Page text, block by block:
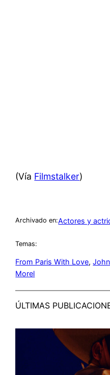
(Vía Filmstalker)
Archivado en:Actores y
Temas:
From Paris With Love,
Morel
ÚLTIMAS